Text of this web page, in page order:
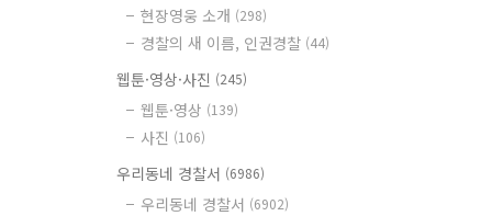
현장영웅 소개 (298)
경찰의 새 이름, 인권경찰 (44)
웹툰·영상·사진 (245)
웹툰·영상 (139)
사진 (106)
우리동네 경찰서 (6986)
우리동네 경찰서 (6902)